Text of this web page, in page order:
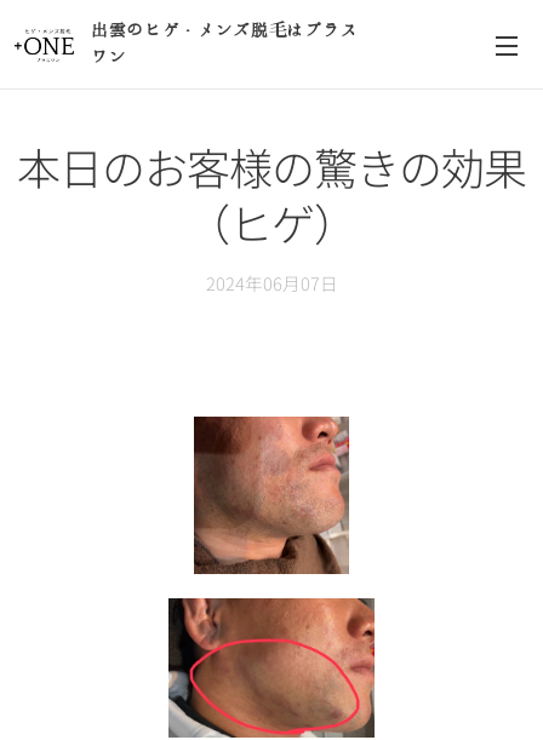
出雲のヒゲ・メンズ脱毛はプラス
ワン
本日のお客様の驚きの効果
（ヒゲ）
2024年06月07日